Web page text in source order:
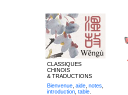
CLASSIQUES
CHINOIS
& TRADUCTIONS
Bienvenue aide notes
introduction table